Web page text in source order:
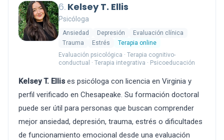
6. Kelsey T. Ellis
Psicóloga
Ansiedad Depresión
Evaluación clínica
Trauma
Estrés
Terapia online
Evaluación psicológica · Terapia cognitivo-
conductual · Terapia integrativa · Psicoeducación
Kelsey T. Ellis es psicóloga con licencia en Virginia y
perfil verificado en Chesapeake. Su formación doctoral
puede ser útil para personas que buscan comprender
mejor ansiedad, depresión, trauma, estrés o dificultades
de funcionamiento emocional desde una evaluación